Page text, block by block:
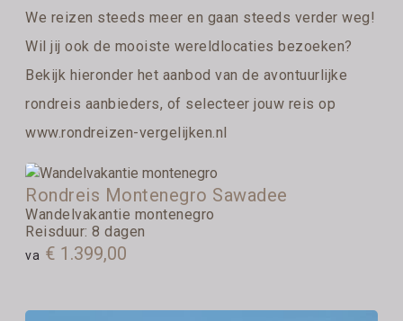
We reizen steeds meer en gaan steeds verder weg!
Wil jij ook de mooiste wereldlocaties bezoeken?
Bekijk hieronder het aanbod van de avontuurlijke
rondreis aanbieders, of selecteer jouw reis op
www.rondreizen-vergelijken.nl
Rondreis Montenegro Sawadee
Wandelvakantie montenegro
Reisduur: 8 dagen
va € 1.399,00